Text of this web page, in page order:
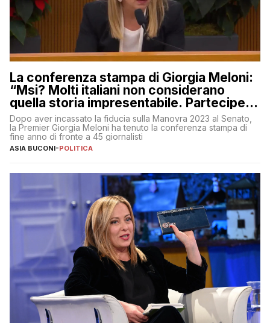
La conferenza stampa di Giorgia Meloni:
“Msi? Molti italiani non considerano
quella storia impresentabile. Parteciperò
al 25 aprile”
Dopo aver incassato la fiducia sulla Manovra 2023 al Senato,
la Premier Giorgia Meloni ha tenuto la conferenza stampa di
fine anno di fronte a 45 giornalisti
ASIA BUCONI-POLITICA